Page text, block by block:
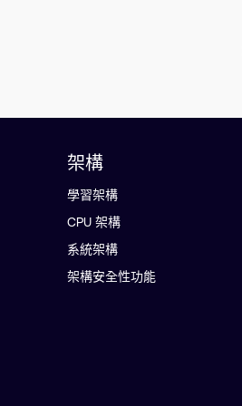
架構
學習架構
CPU 架構
系統架構
架構安全性功能